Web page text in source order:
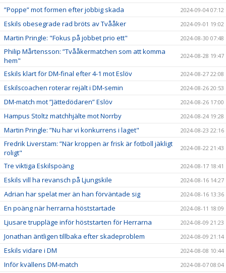
”Poppe” mot formen efter jobbig skada 2024-09-04 07:12
Eskils obesegrade rad bröts av Tvååker 2024-09-01 19:02
Martin Pringle: "Fokus på jobbet prio ett" 2024-08-30 07:48
Philip Mårtensson: ”Tvååkermatchen som att komma
hem"
2024-08-28 19:47
Eskils klart för DM-final efter 4-1 mot Eslöv 2024-08-27 22:08
Eskilscoachen roterar rejält i DM-semin 2024-08-26 20:53
DM-match mot ”Jättedödaren” Eslöv 2024-08-26 17:00
Hampus Stoltz matchhjälte mot Norrby 2024-08-24 19:28
Martin Pringle: ”Nu har vi konkurrens i laget" 2024-08-23 22:16
Fredrik Liverstam: ”När kroppen är frisk är fotboll jäkligt
roligt"
2024-08-22 21:43
Tre viktiga Eskilspoäng 2024-08-17 18:41
Eskils vill ha revansch på Ljungskile 2024-08-16 14:27
Adrian har spelat mer än han förväntade sig 2024-08-16 13:36
En poäng när herrarna höststartade 2024-08-11 18:09
Ljusare truppläge inför höststarten för Herrarna 2024-08-09 21:23
Jonathan äntligen tillbaka efter skadeproblem 2024-08-09 21:14
Eskils vidare i DM 2024-08-08 10:44
Inför kvällens DM-match 2024-08-07 08:04